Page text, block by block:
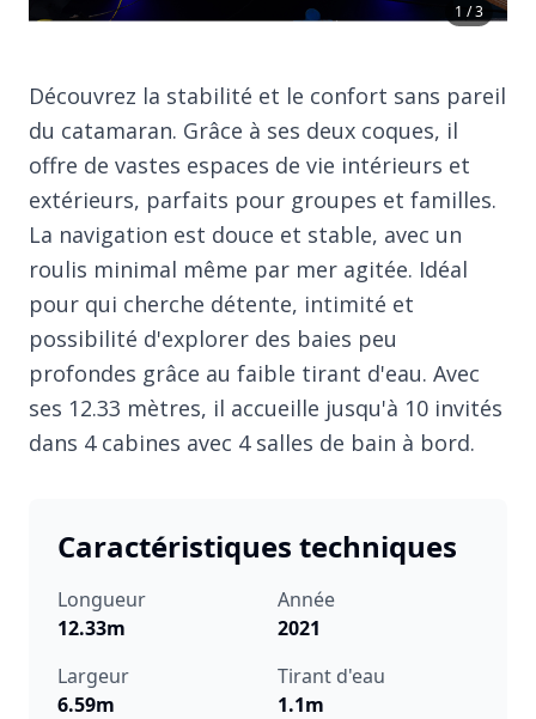
1 / 3
Découvrez la stabilité et le confort sans pareil
du catamaran. Grâce à ses deux coques, il
offre de vastes espaces de vie intérieurs et
extérieurs, parfaits pour groupes et familles.
La navigation est douce et stable, avec un
roulis minimal même par mer agitée. Idéal
pour qui cherche détente, intimité et
possibilité d'explorer des baies peu
profondes grâce au faible tirant d'eau. Avec
ses 12.33 mètres, il accueille jusqu'à 10 invités
dans 4 cabines avec 4 salles de bain à bord.
Caractéristiques techniques
Longueur
12.33m
Année
2021
Largeur
6.59m
Tirant d'eau
1.1m